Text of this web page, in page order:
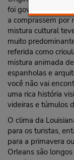
foi governada
a comprassem por
mistura cultural
muito
referida como
mistura animada
espanholas e
você não vai
uma rica história
videiras e túmulos
O clima da
para os turistas,
para a primavera
Orleans são